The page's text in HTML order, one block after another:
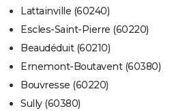
Lattainville (60240)
Escles-Saint-Pierre (60220)
Beaudéduit (60210)
Ernemont-Boutavent (60380)
Bouvresse (60220)
Sully (60380)